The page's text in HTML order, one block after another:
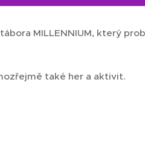
MILLENNIUM, který
také her a aktivit.